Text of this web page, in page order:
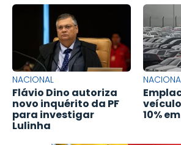
NACIONAL
Flávio Dino autoriza
novo inquérito da PF
para investigar
Lulinha
10%